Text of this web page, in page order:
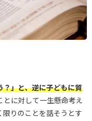
」と、逆に子どもに質
とに対して一生懸命考え
りのことを話そうとす